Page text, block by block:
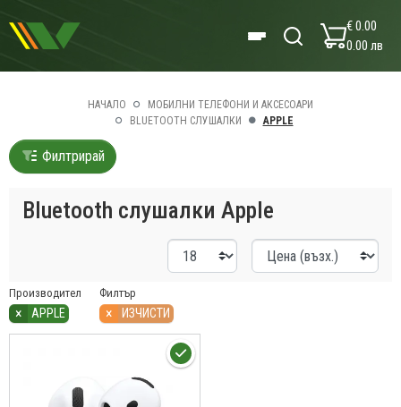
€ 0.00
0.00 лв
НАЧАЛО
МОБИЛНИ ТЕЛЕФОНИ И АКСЕСОАРИ
BLUETOOTH СЛУШАЛКИ
APPLE
Филтрирай
Bluetooth слушалки Apple
Производител
× APPLE
Филтър
× ИЗЧИСТИ